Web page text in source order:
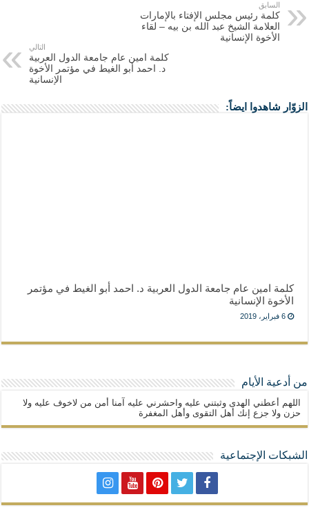
السابق
كلمة رئيس مجلس الإفتاء بالإمارات
العلامة الشيخ عبد الله بن بيه – لقاء
الأخوة الإنسانية
التالي
كلمة امين عام جامعة الدول العربية
د. احمد أبو الغيط في مؤتمر الأخوة
الإنسانية
الزوّار شاهدوا ايضاً:
كلمة امين عام جامعة الدول العربية د. احمد أبو الغيط في مؤتمر
الأخوة الإنسانية
6 فبراير، 2019
من أدعية الأيام
اللهم أعطني الهدى وثبتني عليه واحشرني عليه آمنا أمن من لاخوف عليه ولا
حزن ولا جزع إنك أهل التقوى وأهل المغفرة
الشبكات الإجتماعية